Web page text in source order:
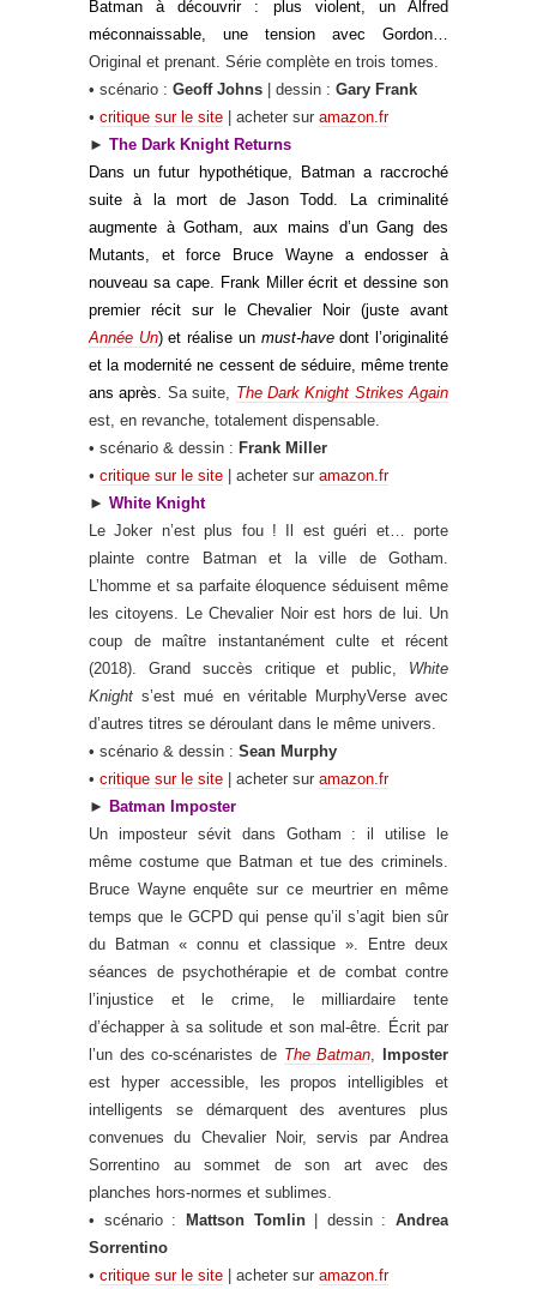
Batman à découvrir : plus violent, un Alfred
méconnaissable, une tension avec Gordon…
Original et prenant. Série complète en trois tomes.
• scénario : Geoff Johns | dessin : Gary Frank
• critique sur le site | acheter sur amazon.fr
► The Dark Knight Returns
Dans un futur hypothétique, Batman a raccroché
suite à la mort de Jason Todd. La criminalité
augmente à Gotham, aux mains d’un Gang des
Mutants, et force Bruce Wayne a endosser à
nouveau sa cape. Frank Miller écrit et dessine son
premier récit sur le Chevalier Noir (juste avant
Année Un) et réalise un must-havedont l’originalité
et la modernité ne cessent de séduire, même trente
ans après.
Sa suite, The Dark Knight Strikes Again
est, en revanche, totalement dispensable.
• scénario & dessin : Frank Miller
• critique sur le site | acheter sur amazon.fr
► White Knight
Le Joker n’est plus fou ! Il est guéri et… porte
plainte contre Batman et la ville de Gotham.
L’homme et sa parfaite éloquence séduisent même
les citoyens. Le Chevalier Noir est hors de lui. Un
coup de maître instantanément culte et récent
(2018). Grand succès critique et public, White
Knight s’est mué en véritable MurphyVerse avec
d’autres titres se déroulant dans le même univers.
• scénario & dessin : Sean Murphy
• critique sur le site | acheter sur amazon.fr
► Batman Imposter
Un imposteur sévit dans Gotham : il utilise le
même costume que Batman et tue des criminels.
Bruce Wayne enquête sur ce meurtrier en même
temps que le GCPD qui pense qu’il s’agit bien sûr
du Batman « connu et classique ». Entre deux
séances de psychothérapie et de combat contre
l’injustice et le crime, le milliardaire tente
d’échapper à sa solitude et son mal-être. Écrit par
l’un des co-scénaristes de The Batman ,Imposter
est hyper accessible, les propos intelligibles et
intelligents se démarquent des aventures plus
convenues du Chevalier Noir, servis par Andrea
Sorrentino au sommet de son art avec des
planches hors-normes et sublimes.
• scénario : Mattson Tomlin | dessin : Andrea
Sorrentino
• critique sur le site | acheter sur amazon.fr